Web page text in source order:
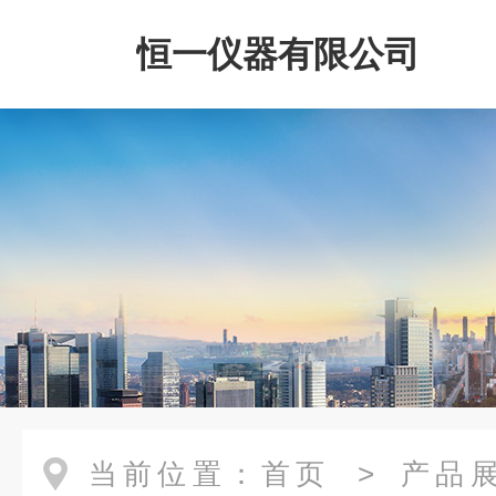
恒一仪器有限公司
当前位置： 首页 > 产品